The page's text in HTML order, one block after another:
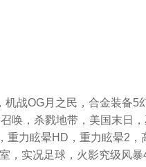
战OG月之民，合金装备5
唤，杀戮地带，美国末日
重力眩晕HD，重力眩晕2，
，实况足球，火影究级风暴